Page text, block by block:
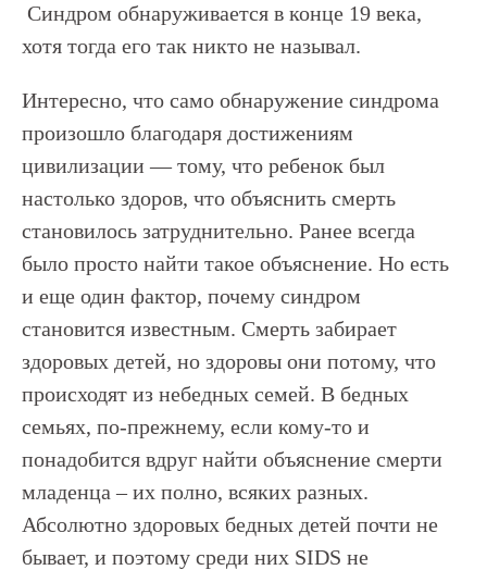
Синдром обнаруживается в конце 19 века,
хотя тогда его так никто не называл.
Интересно, что само обнаружение синдрома
произошло благодаря достижениям
цивилизации — тому, что ребенок был
настолько здоров, что объяснить смерть
становилось затруднительно. Ранее всегда
было просто найти такое объяснение. Но есть
и еще один фактор, почему синдром
становится известным. Смерть забирает
здоровых детей, но здоровы они потому, что
происходят из небедных семей. В бедных
семьях, по-прежнему, если кому-то и
понадобится вдруг найти объяснение смерти
младенца – их полно, всяких разных.
Абсолютно здоровых бедных детей почти не
бывает, и поэтому среди них SIDS не